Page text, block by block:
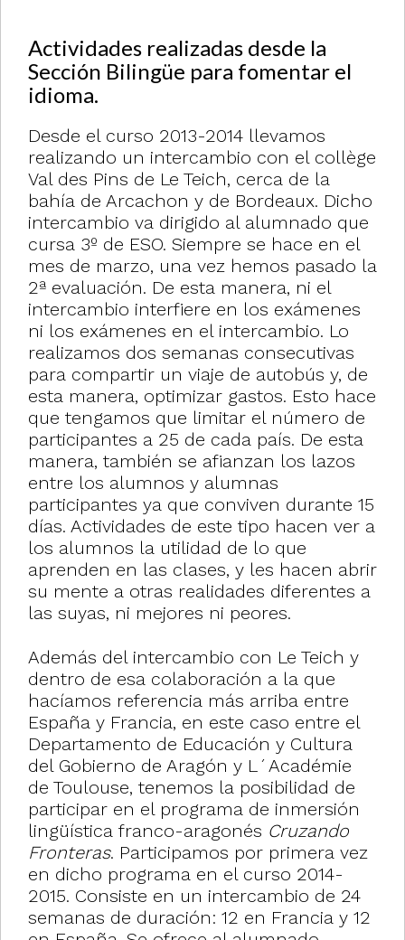
Actividades realizadas desde la
Sección Bilingüe para fomentar el
idioma.
Desde el curso 2013-2014 llevamos
realizando un intercambio con el collège
Val des Pins de Le Teich, cerca de la
bahía de Arcachon y de Bordeaux. Dicho
intercambio va dirigido al alumnado que
cursa 3º de ESO. Siempre se hace en el
mes de marzo, una vez hemos pasado la
2ª evaluación. De esta manera, ni el
intercambio interfiere en los exámenes
ni los exámenes en el intercambio. Lo
realizamos dos semanas consecutivas
para compartir un viaje de autobús y, de
esta manera, optimizar gastos. Esto hace
que tengamos que limitar el número de
participantes a 25 de cada país. De esta
manera, también se afianzan los lazos
entre los alumnos y alumnas
participantes ya que conviven durante 15
días. Actividades de este tipo hacen ver a
los alumnos la utilidad de lo que
aprenden en las clases, y les hacen abrir
su mente a otras realidades diferentes a
las suyas, ni mejores ni peores.
Además del intercambio con Le Teich y
dentro de esa colaboración a la que
hacíamos referencia más arriba entre
España y Francia, en este caso entre el
Departamento de Educación y Cultura
del Gobierno de Aragón y L´Académie
de Toulouse, tenemos la posibilidad de
participar en el programa de inmersión
lingüística franco-aragonés Cruzando
Fronteras. Participamos por primera vez
en dicho programa en el curso 2014-
2015. Consiste en un intercambio de 24
semanas de duración: 12 en Francia y 12